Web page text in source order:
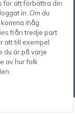
för att förbättra din
in. Om du
ihåg
från tredje part
att till exempel
du är på varje
av hur folk
32